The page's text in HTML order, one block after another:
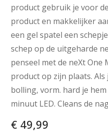
product gebruik je voor
product en makkelijker
een gel spatel een
schep op de uitgeharde
penseel met de neXt One
product op zijn plaats.
bolling, vorm. hard je
minuut LED. Cleans de
€ 49,99